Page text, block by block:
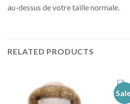
au-dessus de votre taille normale.
RELATED PRODUCTS